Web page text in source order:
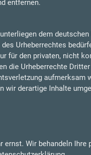
entfernen.
dem
Urheberrechtes
für den privaten, nicht
die Urheberrechte
aufmerksam
wir derartige Inhalte
Wir behandeln